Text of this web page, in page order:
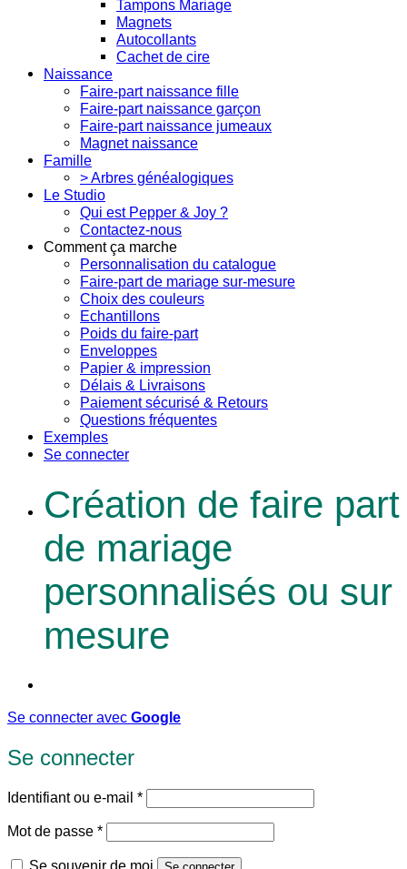
Tampons Mariage
Magnets
Autocollants
Cachet de cire
Naissance
Faire-part naissance fille
Faire-part naissance garçon
Faire-part naissance jumeaux
Magnet naissance
Famille
> Arbres généalogiques
Le Studio
Qui est Pepper & Joy ?
Contactez-nous
Comment ça marche
Personnalisation du catalogue
Faire-part de mariage sur-mesure
Choix des couleurs
Echantillons
Poids du faire-part
Enveloppes
Papier & impression
Délais & Livraisons
Paiement sécurisé & Retours
Questions fréquentes
Exemples
Se connecter
Création de faire part
de mariage
personnalisés ou sur
mesure
Se connecter avec Google
Se connecter
Identifiant ou e-mail *Obligatoire
Mot de passe *Obligatoire
Se souvenir de moi